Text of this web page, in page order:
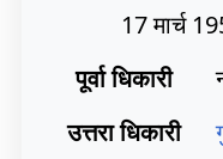
17 मार्च
पूर्वा धिकारी
उत्तरा धिकारी